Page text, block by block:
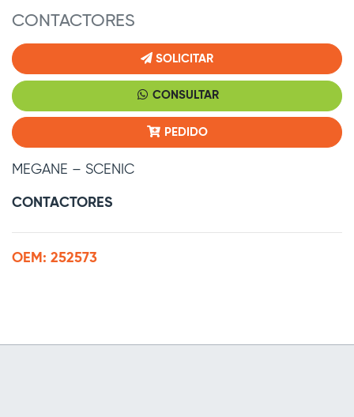
CONTACTORES
SOLICITAR
CONSULTAR
PEDIDO
MEGANE – SCENIC
CONTACTORES
OEM: 252573